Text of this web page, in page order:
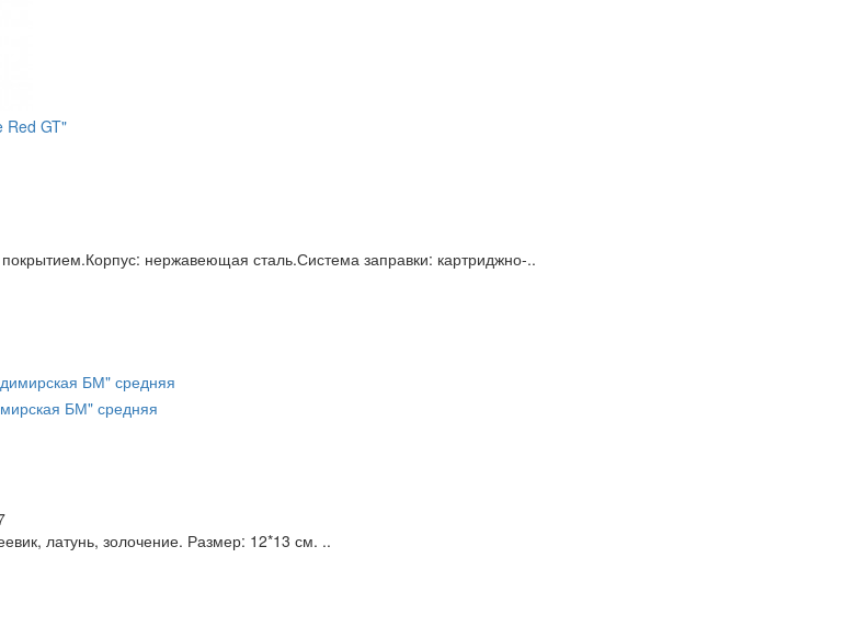
Red GT"
нержавеющая сталь.Система заправки: картриджно-..
БМ" средняя
латунь, золочение. Размер: 12*13 см. ..